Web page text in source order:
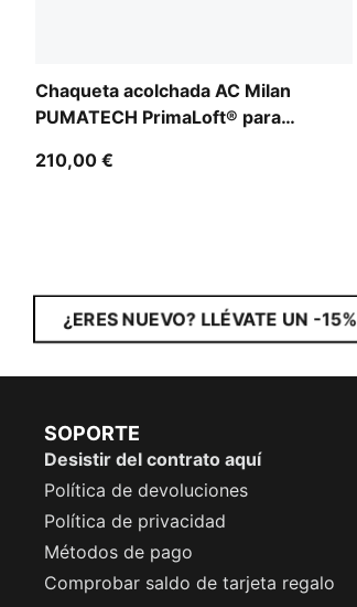
Chaqueta acolchada AC Milan
PUMATECH PrimaLoft® para
210,00 €
¿ERES NUEVO? LLÉVATE UN -15%
SOPORTE
Desistir del contrato aquí
Política de devoluciones
Política de privacidad
Métodos de pago
Comprobar saldo de tarjeta regalo